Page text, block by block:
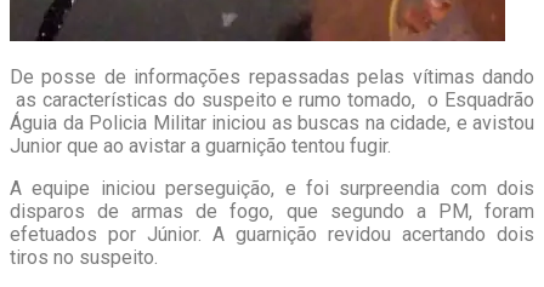
De posse de informações repassadas pelas vítimas dando
as características do suspeito e rumo tomado, o Esquadrão
Águia da Policia Militar iniciou as buscas na cidade, e avistou
Junior que ao avistar a guarnição tentou fugir.
A equipe iniciou perseguição, e foi surpreendia com dois
disparos de armas de fogo, que segundo a PM, foram
efetuados por Júnior. A guarnição revidou acertando dois
tiros no suspeito.